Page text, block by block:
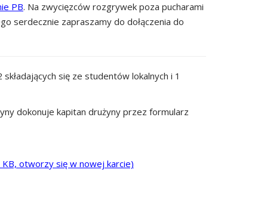
PB. Na zwycięzców rozgrywek poza pucharami
serdecznie zapraszamy do dołączenia do
się ze studentów lokalnych i 1
dokonuje kapitan drużyny przez formularz
KB, otworzy się w nowej karcie)